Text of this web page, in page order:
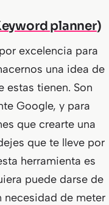
planner)
excelencia para
una idea de
estas tienen. Son
Google, y para
que crearte una
que te lleve por
herramienta es
puede darse de
necesidad de meter